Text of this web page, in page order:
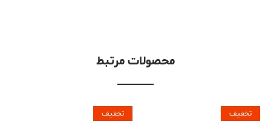
محصولات مرتبط
تخفیف تخفیف